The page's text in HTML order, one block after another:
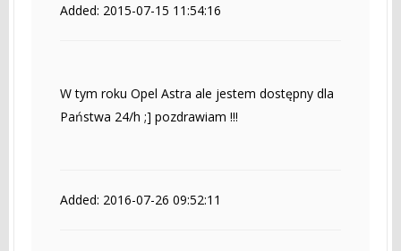
Added: 2015-07-15 11:54:16
W tym roku Opel Astra ale jestem dostępny dla
Państwa 24/h ;] pozdrawiam !!!
Added: 2016-07-26 09:52:11